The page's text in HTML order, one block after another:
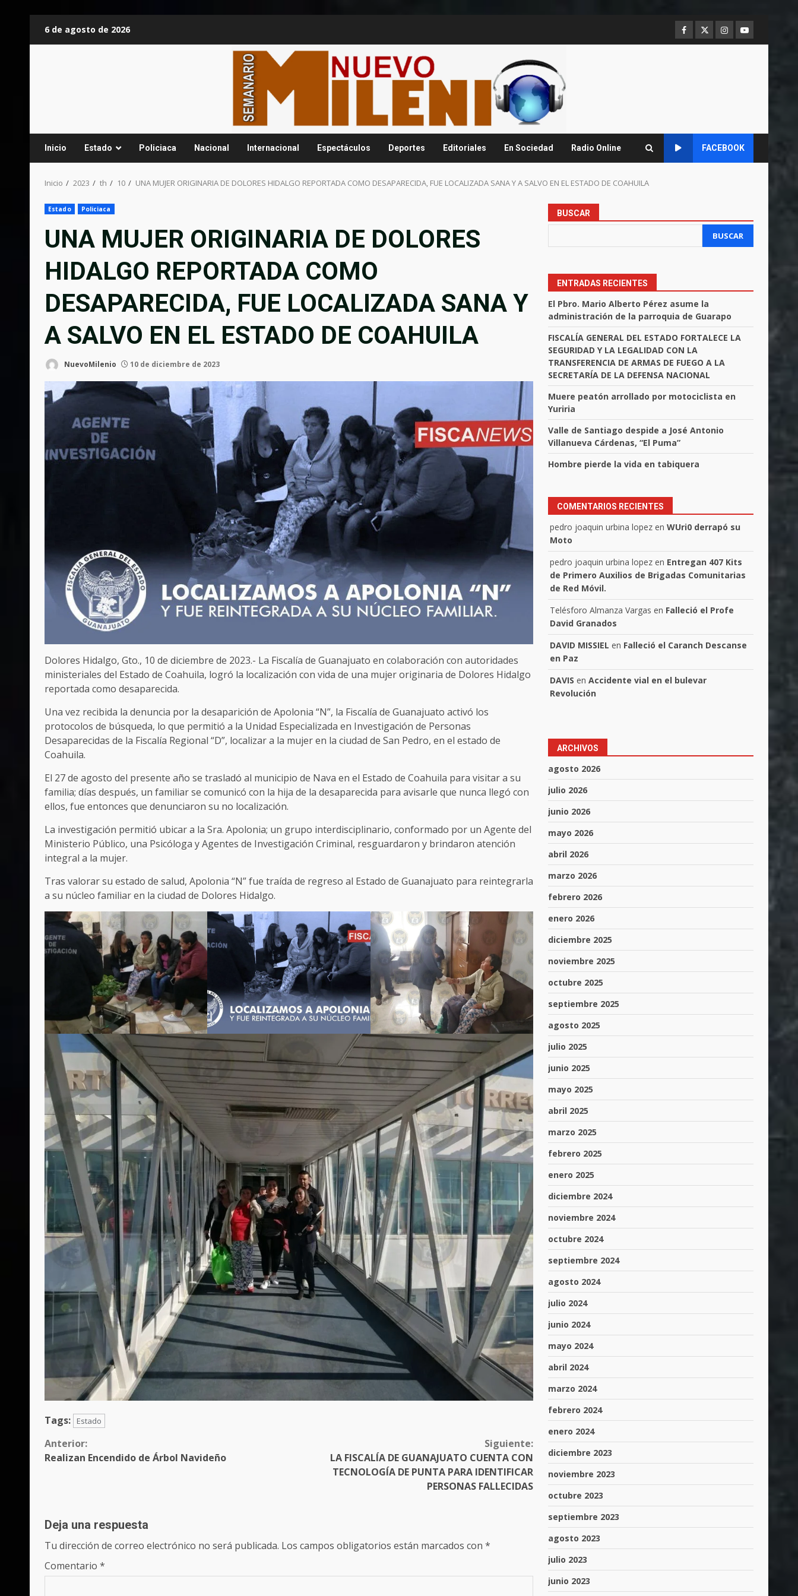
6 de agosto de 2026 Facebook
TwitterInstagram
Youtube
Inicio Estado Policiaca Nacional Internacional Espectáculos Deportes Editoriales En Sociedad Radio Online FACEBOOK
Inicio 2023 th 10 UNA MUJER ORIGINARIA DE DOLORES HIDALGO REPORTADA COMO DESAPARECIDA, FUE LOCALIZADA SANA Y A SALVO EN EL ESTADO DE COAHUILA
Estado Policiaca
UNA MUJER ORIGINARIA DE DOLORES
HIDALGO REPORTADA COMO
DESAPARECIDA, FUE LOCALIZADA SANA Y
A SALVO EN EL ESTADO DE COAHUILA
NuevoMilenio 10 de diciembre de 2023
Dolores Hidalgo, Gto., 10 de diciembre de 2023.- La Fiscalía de Guanajuato en colaboración con autoridades
ministeriales del Estado de Coahuila, logró la localización con vida de una mujer originaria de Dolores Hidalgo
reportada como desaparecida.
Una vez recibida la denuncia por la desaparición de Apolonia “N”, la Fiscalía de Guanajuato activó los
protocolos de búsqueda, lo que permitió a la Unidad Especializada en Investigación de Personas
Desaparecidas de la Fiscalía Regional “D”, localizar a la mujer en la ciudad de San Pedro, en el estado de
Coahuila.
El 27 de agosto del presente año se trasladó al municipio de Nava en el Estado de Coahuila para visitar a su
familia; días después, un familiar se comunicó con la hija de la desaparecida para avisarle que nunca llegó con
ellos, fue entonces que denunciaron su no localización.
La investigación permitió ubicar a la Sra. Apolonia; un grupo interdisciplinario, conformado por un Agente del
Ministerio Público, una Psicóloga y Agentes de Investigación Criminal, resguardaron y brindaron atención
integral a la mujer.
Tras valorar su estado de salud, Apolonia “N” fue traída de regreso al Estado de Guanajuato para reintegrarla
a su núcleo familiar en la ciudad de Dolores Hidalgo.
Tags: Estado
Sigue
Anterior:
Realizan Encendido de Árbol Navideño
Siguiente:
LA FISCALÍA DE GUANAJUATO CUENTA CON
TECNOLOGÍA DE PUNTA PARA IDENTIFICAR
PERSONAS FALLECIDAS
Deja una respuesta
Tu dirección de correo electrónico no será publicada. Los campos obligatorios están marcados con *
Comentario *
BUSCAR
BUSCAR
ENTRADAS RECIENTES
El Pbro. Mario Alberto Pérez asume la
administración de la parroquia de Guarapo
FISCALÍA GENERAL DEL ESTADO FORTALECE LA
SEGURIDAD Y LA LEGALIDAD CON LA
TRANSFERENCIA DE ARMAS DE FUEGO A LA
SECRETARÍA DE LA DEFENSA NACIONAL
Muere peatón arrollado por motociclista en
Yuriria
Valle de Santiago despide a José Antonio
Villanueva Cárdenas, “El Puma”
Hombre pierde la vida en tabiquera
COMENTARIOS RECIENTES
pedro joaquin urbina lopez enWUri0 derrapó su
Moto
pedro joaquin urbina lopez en Entregan 407 Kits
de Primero Auxilios de Brigadas Comunitarias
de Red Móvil.
Telésforo Almanza Vargas en Falleció el Profe
David Granados
DAVID MISSIEL en Falleció el Caranch Descanse
en Paz
DAVIS enAccidente vial en el bulevar
Revolución
ARCHIVOS
agosto 2026
julio 2026
junio 2026
mayo 2026
abril 2026
marzo 2026
febrero 2026
enero 2026
diciembre 2025
noviembre 2025
octubre 2025
septiembre 2025
agosto 2025
julio 2025
junio 2025
mayo 2025
abril 2025
marzo 2025
febrero 2025
enero 2025
diciembre 2024
noviembre 2024
octubre 2024
septiembre 2024
agosto 2024
julio 2024
junio 2024
mayo 2024
abril 2024
marzo 2024
febrero 2024
enero 2024
diciembre 2023
noviembre 2023
octubre 2023
septiembre 2023
agosto 2023
julio 2023
junio 2023